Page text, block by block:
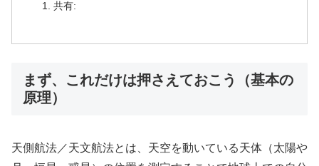
共有:
まず、これだけは押さえておこう（基本の
原理）
天側航法／天文航法とは、天空を動いている天体（太陽や